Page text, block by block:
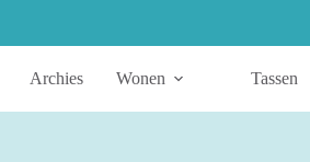
Archies Wonen Tassen